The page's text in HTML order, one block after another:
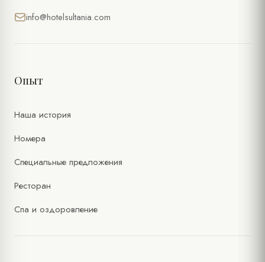
info@hotelsultania.com
Опыт
Наша история
Номера
Специальные предложения
Ресторан
Спа и оздоровление